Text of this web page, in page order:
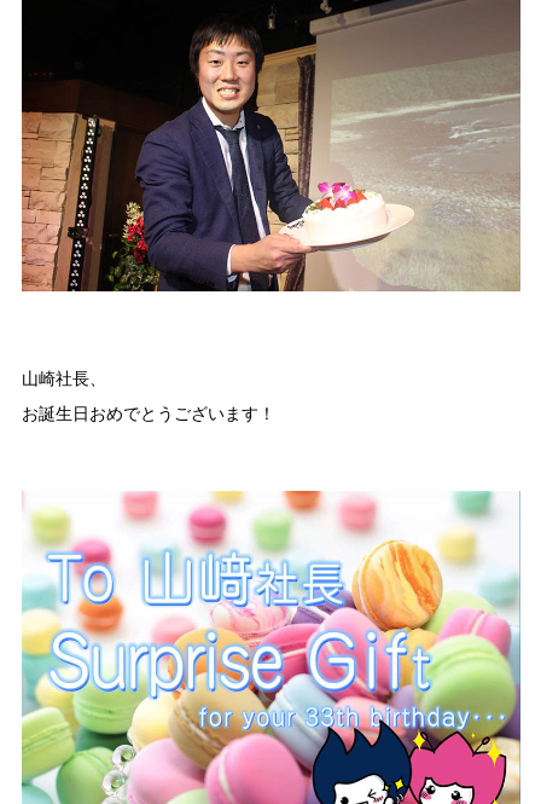
山崎社長、
お誕生日おめでとうございます！